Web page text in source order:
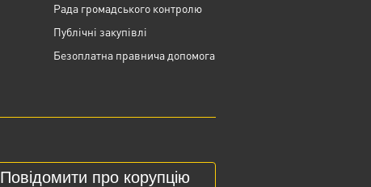
Рада громадського контролю
Публічні закупівлі
Безоплатна правнича допомога
Повідомити про корупцію